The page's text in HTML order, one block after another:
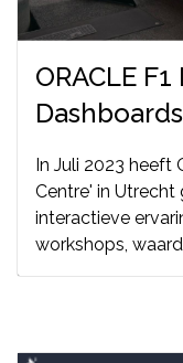
ORACLE
Dashboards
In Juli 2023 heeft
Centre' in
interactieve
workshops,